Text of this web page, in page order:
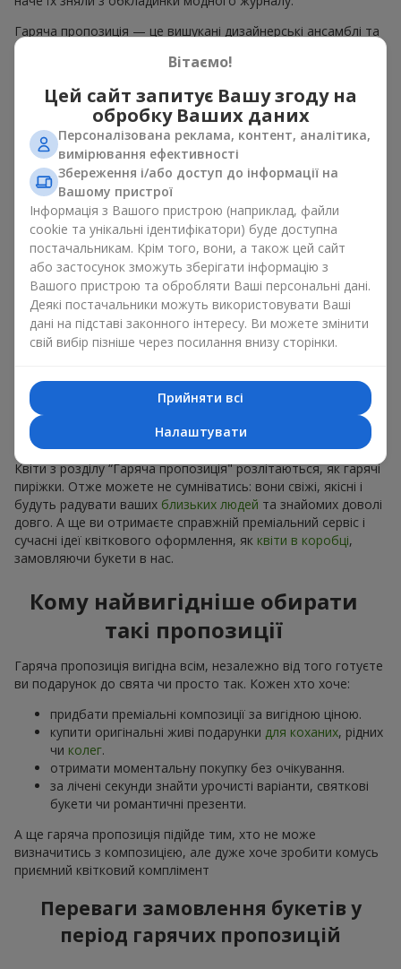
Гаряча пропозиція — це вишукані дизайнерські ансамблі та
елегантні композиції за гарячими цінами, що естетично
поєднують в собі різноманіття форм, кольорів та фактур.
Тут часто з'являються творчі пропозиції з
а також тематичні набори для свят і особливих подій
Чому ціни на композиції
можуть бути нижчими
Гаряча пропозиція — це не квіти які втратили свою свіжість.
Адже ми гарантуємо термін зберігання кожного букета в
ідеальному стані щонайменше протягом 5 днів. Ціни на
квіти гаряча пропозиція знижуються через:
сезонність квітів — у пік цвітіння троянд, півоній або
гортензій ціни нижчі.
планове оновлення асортименту — старі композиції
продають швидше, щоб звільнити місце для нових
надходження великої партії квітів – коли ми
розуміємо, що квітів замовлено більше ніж потрібно,
робимо привабливі варіанти дешевшими, зберігши
Квіти з розділу “Гаряча пропозиція" розлітаються, як гарячі
пиріжки. Отже можете не сумніватись: вони свіжі, якісні і
будуть радувати ваших близьких людей та знайомих доволі
довго. А ще ви отримаєте справжній преміальний сервіс і
сучасні ідеї квіткового оформлення, як квіти в коробці,
замовляючи букети в нас.
Кому найвигідніше обирати
такі пропозиції
Гаряча пропозиція вигідна всім, незалежно від того готуєте
ви подарунок до свята чи просто так. Кожен хто хоче:
придбати преміальні композиції за вигідною ціною.
купити оригінальні живі подарунки для коханих, рідних
чи колег.
отримати моментальну покупку без очікування.
за лічені секунди знайти урочисті варіанти, святкові
букети чи романтичні презенти.
А ще гаряча пропозиція підійде тим, хто не може
визначитись з композицією, але дуже хоче зробити комусь
приємний квітковий комплімент
Переваги замовлення букетів у
період гарячих пропозицій
Вітаємо!
Цей сайт запитує Вашу згоду на
обробку Ваших даних
Персоналізована реклама, контент, аналітика,
вимірювання ефективності
Збереження і/або доступ до інформації на
Вашому пристрої
Інформація з Вашого пристрою (наприклад, файли
cookie та унікальні ідентифікатори) буде доступна
постачальникам. Крім того, вони, а також цей сайт
або застосунок зможуть зберігати інформацію з
Вашого пристрою та обробляти Ваші персональні дані.
Деякі постачальники можуть використовувати Ваші
дані на підставі законного інтересу. Ви можете змінити
свій вибір пізніше через посилання внизу сторінки.
Прийняти всі
Налаштувати